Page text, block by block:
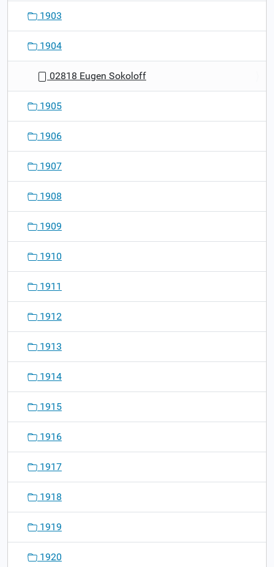
1903
1904
02818 Eugen Sokoloff
1905
1906
1907
1908
1909
1910
1911
1912
1913
1914
1915
1916
1917
1918
1919
1920